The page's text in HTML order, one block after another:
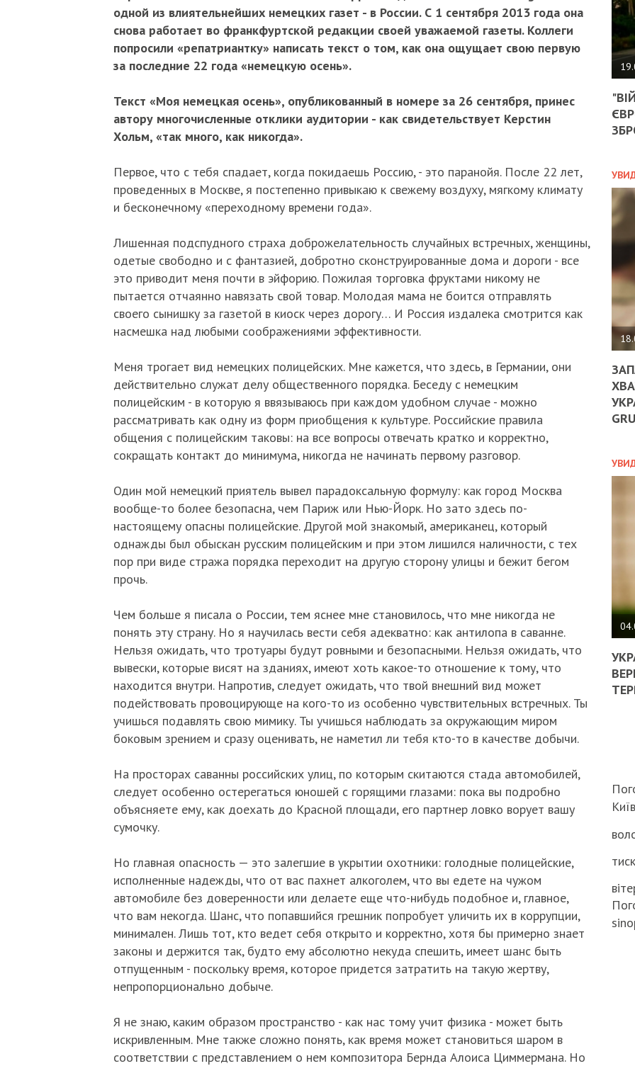
одной из влиятельнейших немецких газет - в России. С 1 сентября 2013 года она
снова работает во франкфуртской редакции своей уважаемой газеты. Коллеги
попросили «репатриантку» написать текст о том, как она ощущает свою первую
за последние 22 года «немецкую осень».
Текст «Моя немецкая осень», опубликованный в номере за 26 сентября, принес
автору многочисленные отклики аудитории - как свидетельствует Керстин
Хольм, «так много, как никогда».
Первое, что с тебя спадает, когда покидаешь Россию, - это паранойя. После 22 лет,
проведенных в Москве, я постепенно привыкаю к свежему воздуху, мягкому климату
и бесконечному «переходному времени года».
Лишенная подспудного страха доброжелательность случайных встречных, женщины,
одетые свободно и с фантазией, добротно сконструированные дома и дороги - все
это приводит меня почти в эйфорию. Пожилая торговка фруктами никому не
пытается отчаянно навязать свой товар. Молодая мама не боится отправлять
своего сынишку за газетой в киоск через дорогу… И Россия издалека смотрится как
насмешка над любыми соображениями эффективности.
Меня трогает вид немецких полицейских. Мне кажется, что здесь, в Германии, они
действительно служат делу общественного порядка. Беседу с немецким
полицейским - в которую я ввязываюсь при каждом удобном случае - можно
рассматривать как одну из форм приобщения к культуре. Российские правила
общения с полицейским таковы: на все вопросы отвечать кратко и корректно,
сокращать контакт до минимума, никогда не начинать первому разговор.
Один мой немецкий приятель вывел парадоксальную формулу: как город Москва
вообще-то более безопасна, чем Париж или Нью-Йорк. Но зато здесь по-
настоящему опасны полицейские. Другой мой знакомый, американец, который
однажды был обыскан русским полицейским и при этом лишился наличности, с тех
пор при виде стража порядка переходит на другую сторону улицы и бежит бегом
прочь.
Чем больше я писала о России, тем яснее мне становилось, что мне никогда не
понять эту страну. Но я научилась вести себя адекватно: как антилопа в саванне.
Нельзя ожидать, что тротуары будут ровными и безопасными. Нельзя ожидать, что
вывески, которые висят на зданиях, имеют хоть какое-то отношение к тому, что
находится внутри. Напротив, следует ожидать, что твой внешний вид может
подействовать провоцирующе на кого-то из особенно чувствительных встречных. Ты
учишься подавлять свою мимику. Ты учишься наблюдать за окружающим миром
боковым зрением и сразу оценивать, не наметил ли тебя кто-то в качестве добычи.
На просторах саванны российских улиц, по которым скитаются стада автомобилей,
следует особенно остерегаться юношей с горящими глазами: пока вы подробно
объясняете ему, как доехать до Красной площади, его партнер ловко ворует вашу
сумочку.
Но главная опасность — это залегшие в укрытии охотники: голодные полицейские,
исполненные надежды, что от вас пахнет алкоголем, что вы едете на чужом
автомобиле без доверенности или делаете еще что-нибудь подобное и, главное,
что вам некогда. Шанс, что попавшийся грешник попробует уличить их в коррупции,
минимален. Лишь тот, кто ведет себя открыто и корректно, хотя бы примерно знает
законы и держится так, будто ему абсолютно некуда спешить, имеет шанс быть
отпущенным - поскольку время, которое придется затратить на такую жертву,
непропорционально добыче.
Я не знаю, каким образом пространство - как нас тому учит физика - может быть
искривленным. Мне также сложно понять, как время может становиться шаром в
соответствии с представлением о нем композитора Бернда Алоиса Циммермана. Но
ДО
ЄС
-
НА
Київ